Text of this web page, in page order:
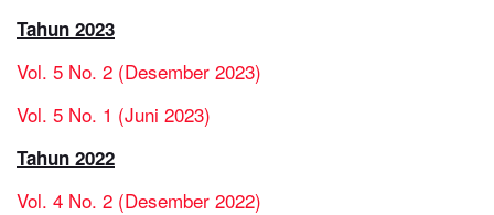
Tahun 2023
Vol. 5 No. 2 (Desember 2023)
Vol. 5 No. 1 (Juni 2023)
Tahun 2022
Vol. 4 No. 2 (Desember 2022)